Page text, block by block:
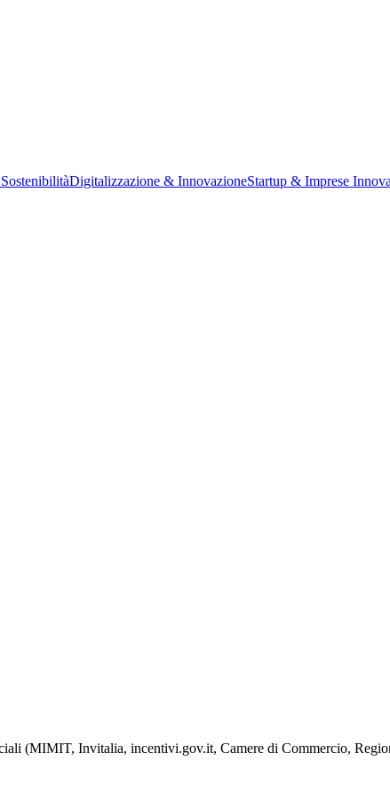
Digitalizzazione & InnovazioneStartup & Imprese
(MIMIT, Invitalia, incentivi.gov.it, Camere di Commercio,